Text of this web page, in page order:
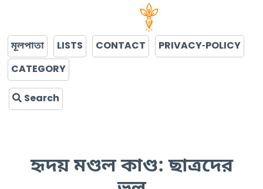
মূলপাতা LISTS CONTACT
PRIVACY-POLICY
CATEGORY
Search
হৃদয় মণ্ডল কাণ্ড: ছাত্রদের